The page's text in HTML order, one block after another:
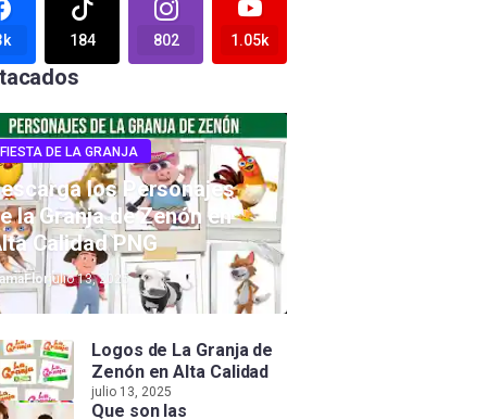
184 802 1.05k
FIESTA DE LA GRANJA
los Personajes
la Granja de Zenón en
Calidad PNG
julio 13, 2025
Logos de La Granja de
Zenón en Alta Calidad
julio 13, 2025
Que son las